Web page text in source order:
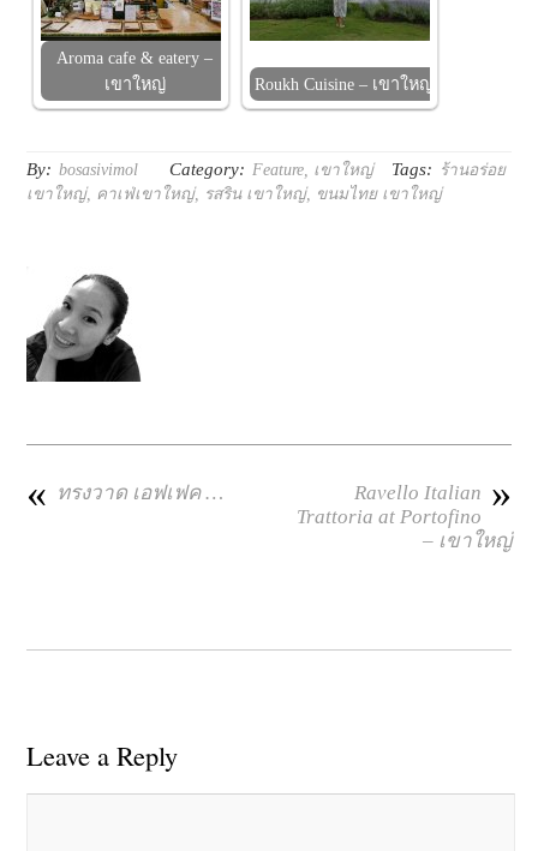
Aroma cafe & eatery –
เขาใหญ่
Roukh Cuisine – เขาใหญ่
By: bosasivimol Category: Feature, เขาใหญ่ Tags: ร้านอร่อย
เขาใหญ่, คาเฟ่เขาใหญ่, รสริน เขาใหญ่, ขนมไทย เขาใหญ่
« ทรงวาด เอฟเฟค … »
Ravello Italian
Trattoria at Portofino
– เขาใหญ่
Leave a Reply